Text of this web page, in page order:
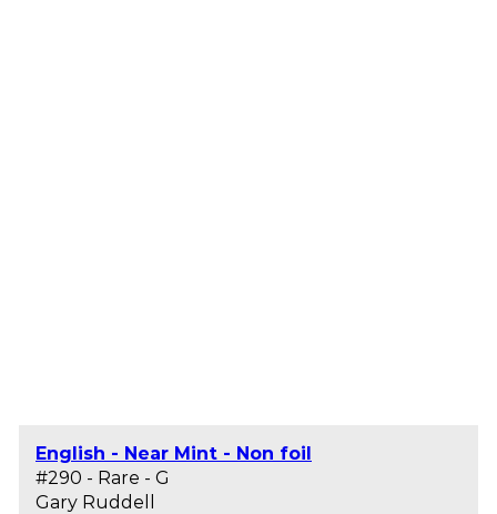
English - Near Mint - Non foil
#290 - Rare - G
Gary Ruddell